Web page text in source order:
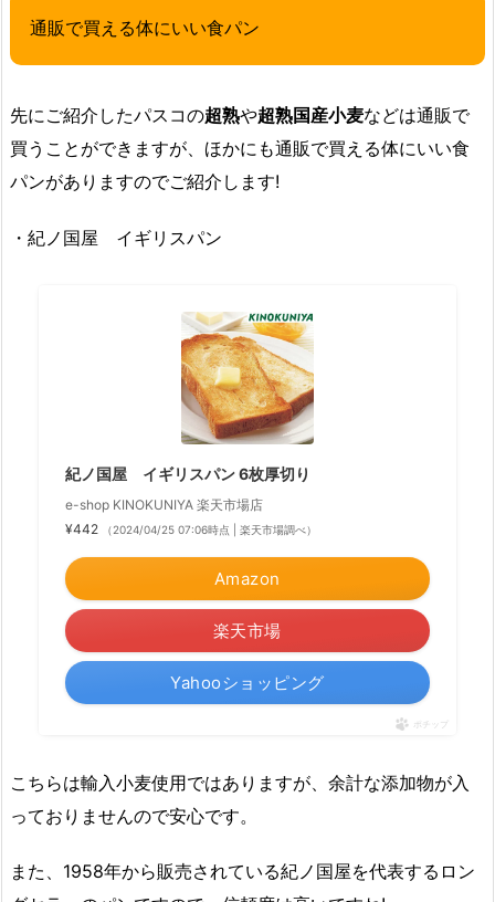
通販で買える体にいい食パン
先にご紹介したパスコの超熟や超熟国産小麦などは通販で
買うことができますが、ほかにも通販で買える体にいい食
パンがありますのでご紹介します!
・紀ノ国屋 イギリスパン
紀ノ国屋 イギリスパン 6枚厚切り
e-shop KINOKUNIYA 楽天市場店
¥442
（2024/04/25 07:06時点 | 楽天市場調べ）
Amazon
楽天市場
Yahooショッピング
ポチップ
こちらは輸入小麦使用ではありますが、余計な添加物が入
っておりませんので安心です。
また、1958年から販売されている紀ノ国屋を代表するロン